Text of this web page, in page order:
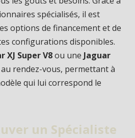
spécialisés, il est
options de financement et de
configurations disponibles.
XJ Super V8ou une Jaguar
rendez-vous, permettant à
qui lui correspond le
un Spécialiste